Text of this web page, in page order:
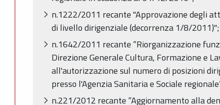
n.1222/2011 recante "Approvazione degli
di livello dirigenziale (decorrenza 1/8/2011)";
n.1642/2011 recante “Riorganizzazione
Direzione Generale Cultura, Formazione e
all'autorizzazione sul numero di posizioni
presso l'Agenzia Sanitaria e Sociale
n.221/2012 recante “Aggiornamento alla